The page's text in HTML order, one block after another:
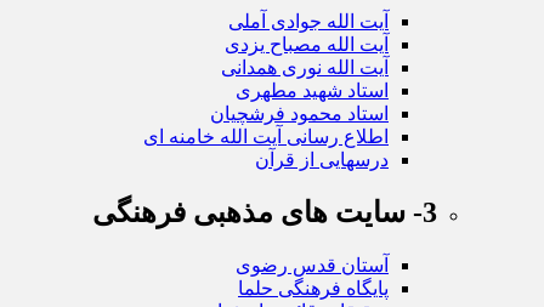
آیت الله جوادی آملی
آیت الله مصباح یزدی
آیت الله نوری همدانی
استاد شهید مطهری
استاد محمود فرشچیان
اطلاع رسانی آیت الله خامنه ای
درسهایی از قرآن
3- سایت های مذهبی فرهنگی
آستان قدس رضوی
پایگاه فرهنگی حلما